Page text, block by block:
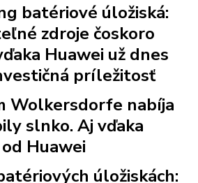
batériové úložiská:
zdroje čoskoro
Huawei už dnes
príležitosť
Wolkersdorfe nabíja
slnko. Aj vďaka
Huawei
úložiskách: